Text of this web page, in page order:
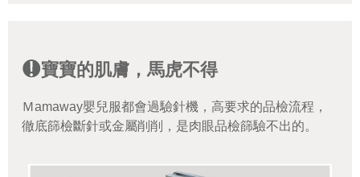
寶寶的肌膚，馬虎不得
Ｍamaway嬰兒服都會過驗針機，高要求的品檢流程，
徹底篩檢斷針或金屬削削，是肉眼品檢篩驗不出的。